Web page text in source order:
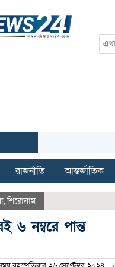
রাজনীতি আন্তর্জাতিক
,শিরোনাম
৬ নম্বরে পান্ত